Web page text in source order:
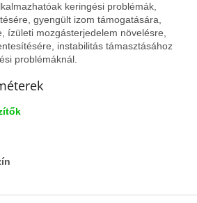
keringési problémák,
gyengült izom támogatására,
ízületi mozgásterjedelem növelésre,
instabilitás támasztásához
problémáknál.